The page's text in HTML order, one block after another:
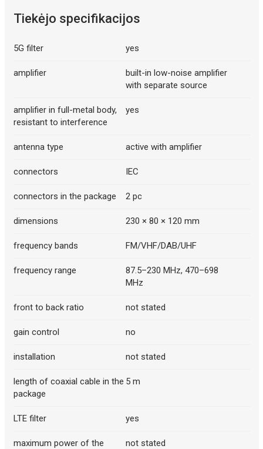
Tiekėjo specifikacijos
5G filter yes
amplifier
built-in low-noise amplifier
with separate source
amplifier in full-metal body,
resistant to interference
yes
antenna type active with amplifier
connectors IEC
connectors in the package 2 pc
dimensions 230 × 80 × 120 mm
frequency bands FM/VHF/DAB/UHF
frequency range
87.5–230 MHz, 470–698
MHz
front to back ratio not stated
gain control no
installation not stated
length of coaxial cable in the
package
5 m
LTE filter yes
maximum power of the
not stated